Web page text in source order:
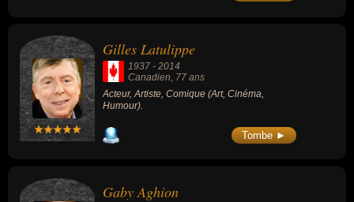
Gilles Latulippe
1937 - 2014
Canadien, 77 ans
Acteur, Artiste, Comique (Art, Cinéma,
Humour).
Tombe ►
Gaby Aghion